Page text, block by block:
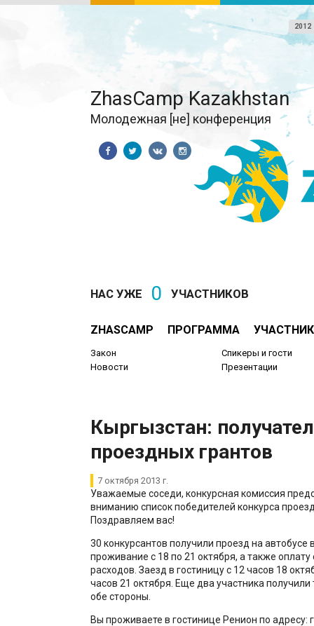
2012
ZhasCamp Kazakhstan
Молодежная [не] конференция
НАС УЖЕ 0 УЧАСТНИКОВ
ZHASCAMP ПРОГРАММА
Закон
Новости
Спикеры и гости
Презентации
Кыргызстан:
проездных грантов
7 октября 2013 г.
Уважаемые соседи, конкурсная комиссия
вниманию список победителей конкурса
Поздравляем вас!
30 конкурсантов получили проезд на автобусе
проживание с 18 по 21 октября, а также оплату
расходов. Заезд в гостиницу с 12 часов 18
часов 21 октября. Еще два участника получили
обе стороны.
Вы проживаете в гостинице Ренион по адресу: